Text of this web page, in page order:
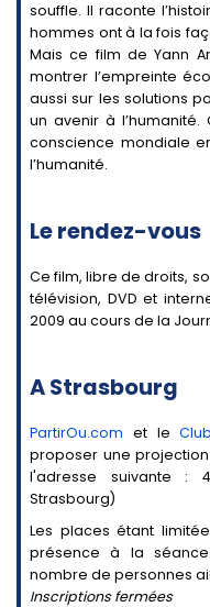
souffle. Il raconte
hommes ont à la fois
Mais ce film de Yann
montrer l’empreinte
aussi sur les solutions
un avenir à
conscience mondiale
l’humanité.
Le rendez-vous
Ce film, libre de droits,
télévision, DVD et
2009 au cours de la
A Strasbourg
PartirOu.com et le
proposer une
l'adresse suivante :
Strasbourg)
Les places étant
présence à la
nombre de personnes
Inscriptions fermées